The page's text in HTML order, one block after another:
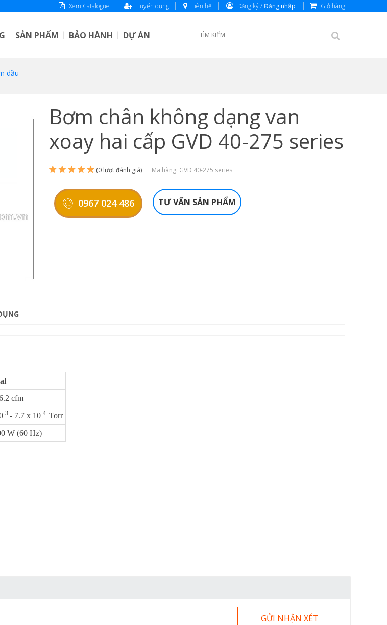
Xem Catalogue Tuyển dụng Liên hệ Đăng ký /Đăng nhập Giỏ hàng
SẢN PHẨM BẢO HÀNH DỰ ÁN
dầu
Bơm chân không dạng van
xoay hai cấp GVD 40-275 series
(0 lượt đánh giá) Mã hàng: GVD 40-275 series
0967 024 486 TƯ VẤN SẢN PHẨM
cfm
-3 - 7.7 x 10-4 Torr
W (60 Hz)
GỬI NHẬN XÉT